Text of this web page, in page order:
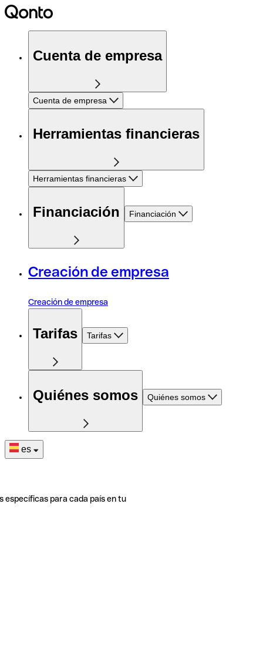
Cuenta de empresa
Cuenta de empresa
Herramientas financieras
Herramientas financieras
Financiación Financiación
Creación de empresa
Creación de empresa
Tarifas Tarifas
Quiénes somos Quiénes somos
es
específicas para cada país en tu